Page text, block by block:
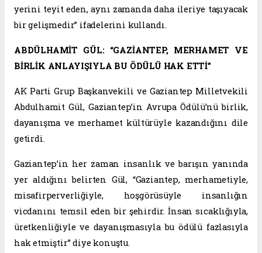
yerini teyit eden, aynı zamanda daha ileriye taşıyacak
bir gelişmedir” ifadelerini kullandı.
ABDÜLHAMİT GÜL: “GAZİANTEP, MERHAMET VE
BİRLİK ANLAYIŞIYLA BU ÖDÜLÜ HAK ETTİ”
AK Parti Grup Başkanvekili ve Gaziantep Milletvekili
Abdulhamit Gül, Gaziantep’in Avrupa Ödülü’nü birlik,
dayanışma ve merhamet kültürüyle kazandığını dile
getirdi.
Gaziantep’in her zaman insanlık ve barışın yanında
yer aldığını belirten Gül, “Gaziantep, merhametiyle,
misafirperverliğiyle, hoşgörüsüyle insanlığın
vicdanını temsil eden bir şehirdir. İnsan sıcaklığıyla,
üretkenliğiyle ve dayanışmasıyla bu ödülü fazlasıyla
hak etmiştir” diye konuştu.